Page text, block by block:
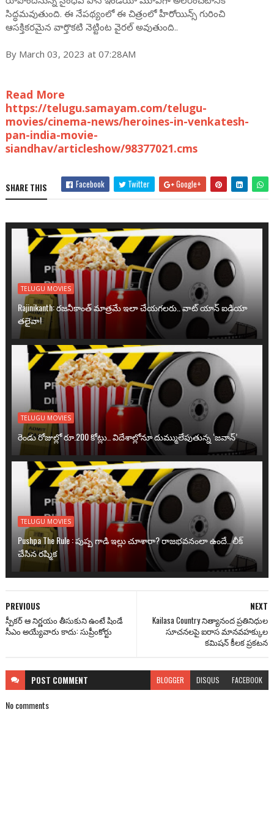
సిద్ధ‌మ‌వుతుంది. ఈ నేప‌థ్యంలో ఈ చిత్రంలో హీరోయిన్స్ గురించి
ఆస‌క్తిక‌ర‌మైన వార్తొక‌టి నెట్టింట వైర‌ల్ అవుతుంది..
By March 03, 2023 at 07:28AM
Read More
https://telugu.samayam.com/telugu-
movies/cinema-news/heroines-in-venkatesh-
pan-india-movie-
siandhav/articleshow/98377021.cms
SHARE THIS Facebook Twitter Google+
TELUGU MOVIES
Rajinikanth: రజనీకాంత్ మాత్రమే ఇలా చేయగలరు.. వాట్ యాన్ ఐడియా
తలైవా!
TELUGU MOVIES
రెండు రోజుల్లో రూ.200 కోట్లు.. విదేశాల్లోనూ దుమ్ములేపుతున్న ‘జవాన్’
TELUGU MOVIES
Pushpa The Rule : పుష్ప గాడి ఇల్లు చూశారా? రాజభవనంలా ఉందే.. లీక్
చేసిన రష్మిక
NEXT
Kailasa Country నిత్యానంద ప్రతినిధుల
సూచనలపై ఐరాస మానవహక్కుల
కమిషన్ కీలక ప్రకటన
PREVIOUS
స్పీకర్ ఆ నిర్ణయం తీసుకుని ఉంటే షిండే
సీఎం అయ్యేవారు కాదు: సుప్రీంకోర్టు
POST COMMENT BLOGGER DISQUS FACEBOOK
No comments